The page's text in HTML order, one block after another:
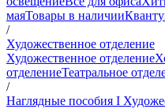
маяТовары в наличии
/
Художественное отделение
Художественное отделение
отделениеТеатральное
/
Наглядные пособия I